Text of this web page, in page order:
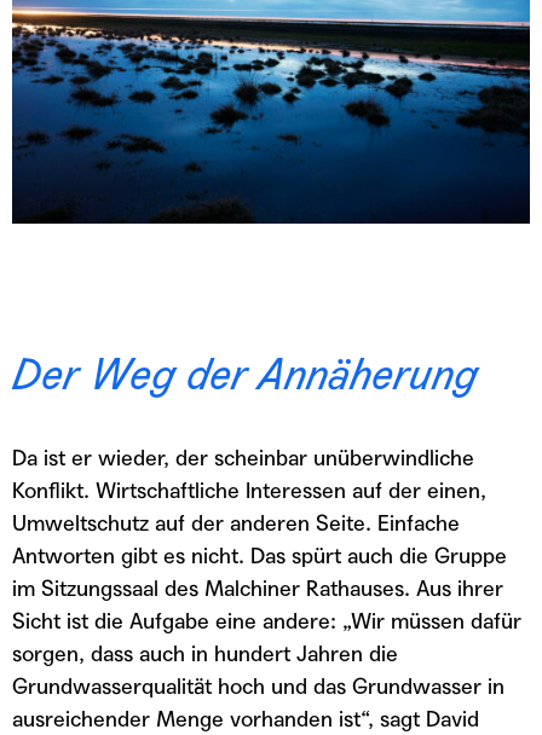
Der Weg der Annäherung
Da ist er wieder, der scheinbar unüberwindliche
Konflikt. Wirtschaftliche Interessen auf der einen,
Umweltschutz auf der anderen Seite. Einfache
Antworten gibt es nicht. Das spürt auch die Gruppe
im Sitzungssaal des Malchiner Rathauses. Aus ihrer
Sicht ist die Aufgabe eine andere: „Wir müssen dafür
sorgen, dass auch in hundert Jahren die
Grundwasserqualität hoch und das Grundwasser in
ausreichender Menge vorhanden ist“, sagt David